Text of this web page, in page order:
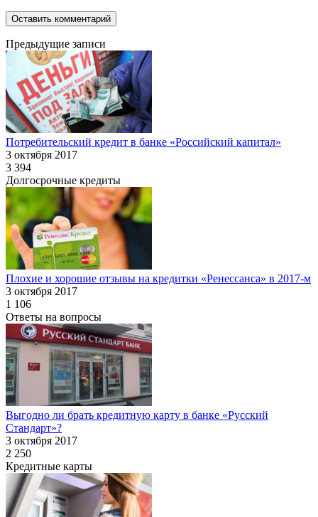
Предыдущие записи
Потребительский кредит в банке «Российский капитал»
3 октября 2017
3 394
Долгосрочные кредиты
Плохие и хорошие отзывы на кредитки «Ренессанса» в 2017-м
3 октября 2017
1 106
Ответы на вопросы
Выгодно ли брать кредитную карту в банке «Русский
Стандарт»?
3 октября 2017
2 250
Кредитные карты